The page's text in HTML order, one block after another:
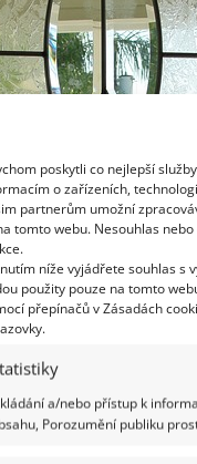
poskytli co nejlepší
o zařízeních,
partnerům umožní
tomto webu. Nesouhlas
níže vyjádřete souhlas s
použity pouze na tomto
přepínačů v Zásadách
a/nebo přístup k
Porozumění publiku